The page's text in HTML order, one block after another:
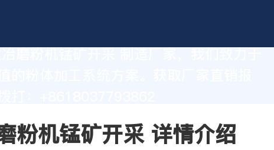
的粉体加工系统方案。获取厂家直销报
粉机锰矿开采 详情介绍